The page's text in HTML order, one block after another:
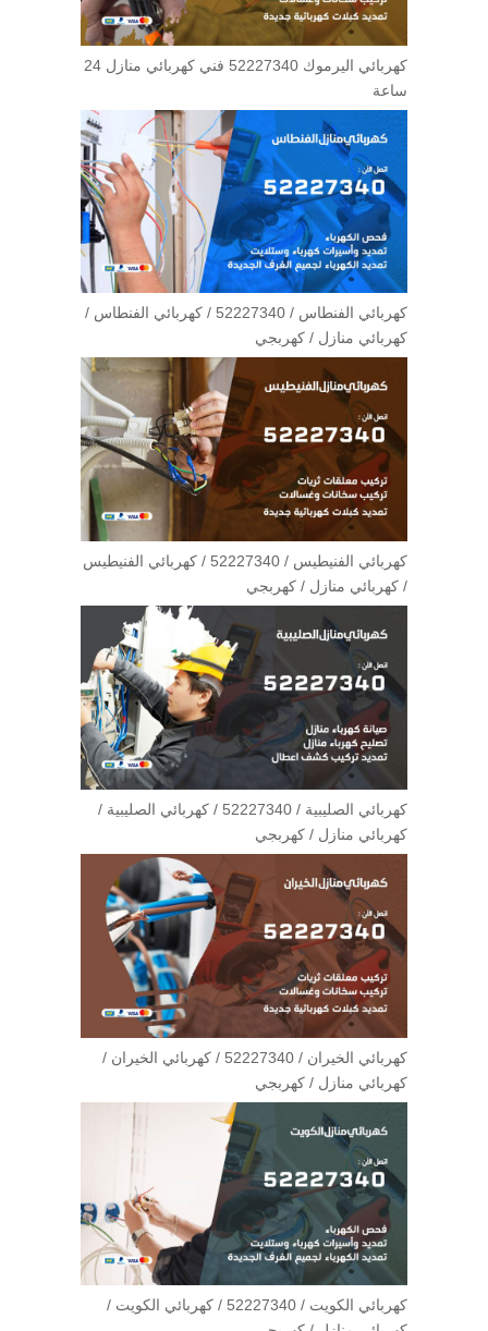
كهربائي اليرموك 52227340 فني كهربائي منازل 24
ساعة
كهربائي الفنطاس / 52227340 / كهربائي الفنطاس /
كهربائي منازل / كهربجي
كهربائي الفنيطيس / 52227340 / كهربائي الفنيطيس
/ كهربائي منازل / كهربجي
كهربائي الصليبية / 52227340 / كهربائي الصليبية /
كهربائي منازل / كهربجي
كهربائي الخيران / 52227340 / كهربائي الخيران /
كهربائي منازل / كهربجي
كهربائي الكويت / 52227340 / كهربائي الكويت /